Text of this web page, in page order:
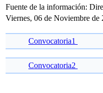
Fuente de la información:
Viernes, 06 de Noviembre de
Convocatoria1
Convocatoria2